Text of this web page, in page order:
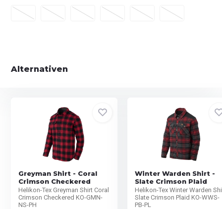
Alternativen
Greyman Shirt - Coral
Crimson Checkered
Helikon-Tex Greyman Shirt Coral
Crimson Checkered KO-GMN-
NS-PH
Winter Warden Shirt -
Slate Crimson Plaid
Helikon-Tex Winter Warden
Slate Crimson Plaid KO-WWS-
PB-PL